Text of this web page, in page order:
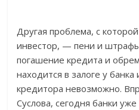
Другая проблема, с
инвестор, — пени и
погашение кредита и
находится в залоге у
кредитора невозможно.
Суслова, сегодня банки